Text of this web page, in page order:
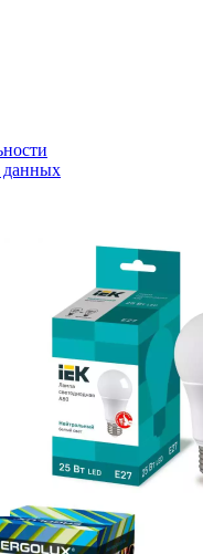
данных